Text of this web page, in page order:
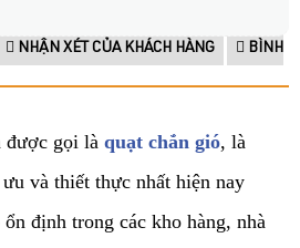
NHẬN XÉT CỦA KHÁCH HÀNG
BÌNH
được gọi là quạt chắn gió, là
và thiết thực nhất hiện nay
định trong các kho hàng, nhà